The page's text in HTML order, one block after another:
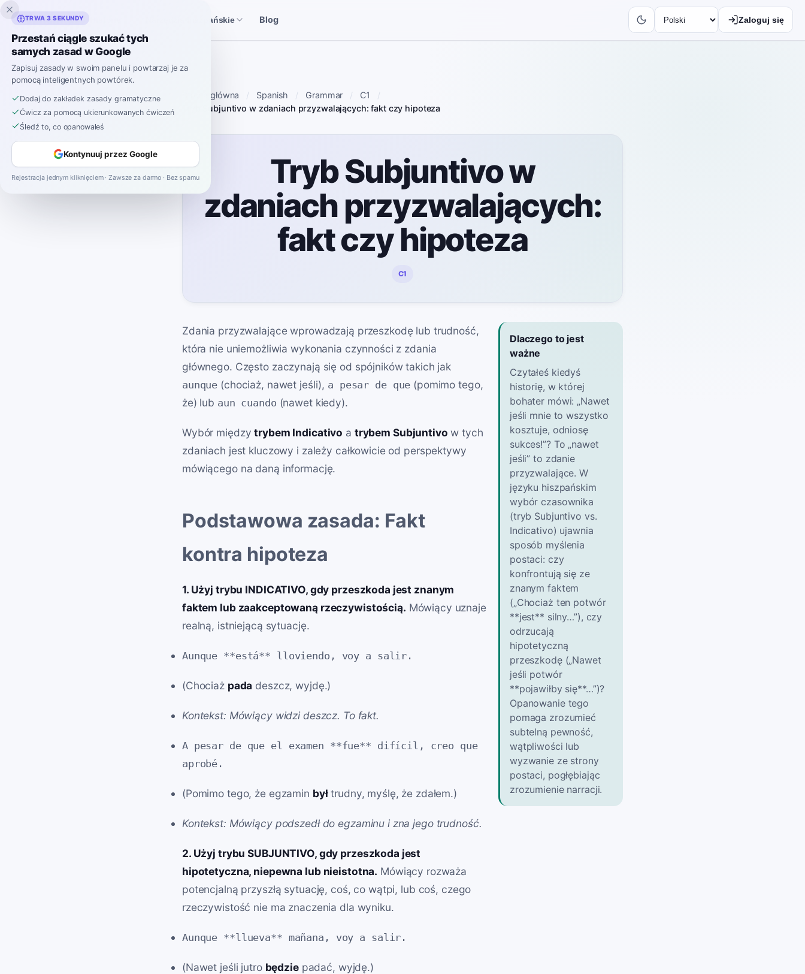
Inklingo Narzędzia hiszpańskie Blog Zaloguj się
Strona główna Spanish Grammar
C1
Tryb Subjuntivo w zdaniach przyzwalających: fakt czy hipoteza
Tryb Subjuntivo w
zdaniach przyzwalających:
fakt czy hipoteza
C1
Zdania przyzwalające wprowadzają przeszkodę lub trudność,
która nie uniemożliwia wykonania czynności z zdania
głównego. Często zaczynają się od spójników takich jak
aunque (chociaż, nawet jeśli), a pesar de que (pomimo tego,
że) lub aun cuando (nawet kiedy).
Wybór międzytrybem Indicativo a trybem Subjuntivo w tych
zdaniach jest kluczowy i zależy całkowicie od perspektywy
mówiącego na daną informację.
Podstawowa zasada: Fakt
kontra hipoteza
1. Użyj trybu INDICATIVO, gdy przeszkoda jest znanym
faktem lub zaakceptowaną rzeczywistością. Mówiący uznaje
realną, istniejącą sytuację.
Aunque **está** lloviendo, voy a salir.
(Chociaż pada deszcz, wyjdę.)
Kontekst: Mówiący widzi deszcz. To fakt.
A pesar de que el examen **fue** difícil, creo que
aprobé.
(Pomimo tego, że egzamin byłtrudny, myślę, że zdałem.)
Kontekst: Mówiący podszedł do egzaminu i zna jego trudność.
2. Użyj trybu SUBJUNTIVO, gdy przeszkoda jest
hipotetyczna, niepewna lub nieistotna. Mówiący rozważa
potencjalną przyszłą sytuację, coś, co wątpi, lub coś, czego
rzeczywistość nie ma znaczenia dla wyniku.
Aunque **llueva** mañana, voy a salir.
(Nawet jeśli jutro będziepadać, wyjdę.)
Dlaczego to jest
ważne
Czytałeś kiedyś
historię, w której
bohater mówi: „Nawet
jeśli mnie to wszystko
kosztuje, odniosę
sukces!”? To „nawet
jeśli” to zdanie
przyzwalające. W
języku hiszpańskim
wybór czasownika
(tryb Subjuntivo vs.
Indicativo) ujawnia
sposób myślenia
postaci: czy
konfrontują się ze
znanym faktem
(„Chociaż ten potwór
**jest** silny…”), czy
odrzucają
hipotetyczną
przeszkodę („Nawet
jeśli potwór
**pojawiłby się**…”)?
Opanowanie tego
pomaga zrozumieć
subtelną pewność,
wątpliwości lub
wyzwanie ze strony
postaci, pogłębiając
zrozumienie narracji.
TRWA 3 SEKUNDY
Przestań ciągle szukać tych
samych zasad w Google
Zapisuj zasady w swoim panelu i powtarzaj je za
pomocą inteligentnych powtórek.
Dodaj do zakładek zasady gramatyczne
Ćwicz za pomocą ukierunkowanych ćwiczeń
Śledź to, co opanowałeś
Kontynuuj przez Google
Rejestracja jednym kliknięciem · Zawsze za darmo · Bez spamu